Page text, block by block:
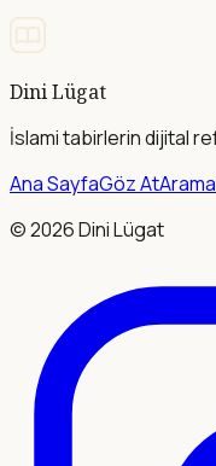
Dini Lügat
İslami tabirlerin dijital
Ana SayfaGöz AtArama
©2026Dini Lügat